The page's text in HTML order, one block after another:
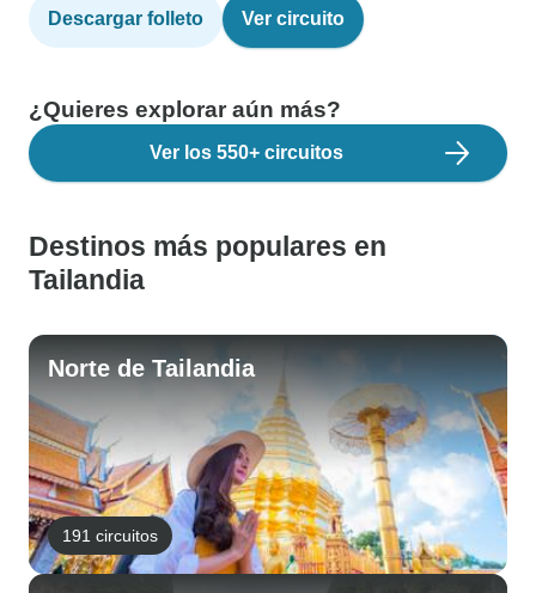
Descargar folleto Ver circuito
¿Quieres explorar aún más?
Ver los 550+ circuitos
Destinos más populares en
Tailandia
Norte de Tailandia
191 circuitos